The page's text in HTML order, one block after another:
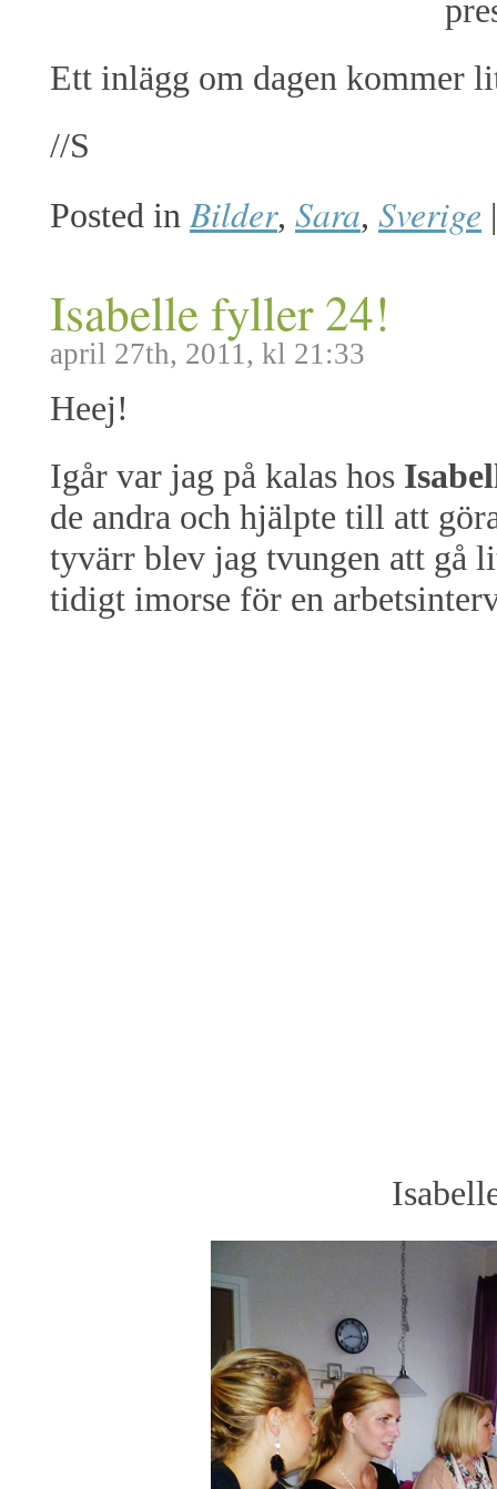
Ett inlägg om dagen kommer
//S
Posted in Bilder, Sara, Sverige |
Isabelle fyller 24!
april 27th, 2011, kl 21:33
Heej!
Igår var jag på kalas hos
de andra och hjälpte till att
tyvärr blev jag tvungen att gå
tidigt imorse för en